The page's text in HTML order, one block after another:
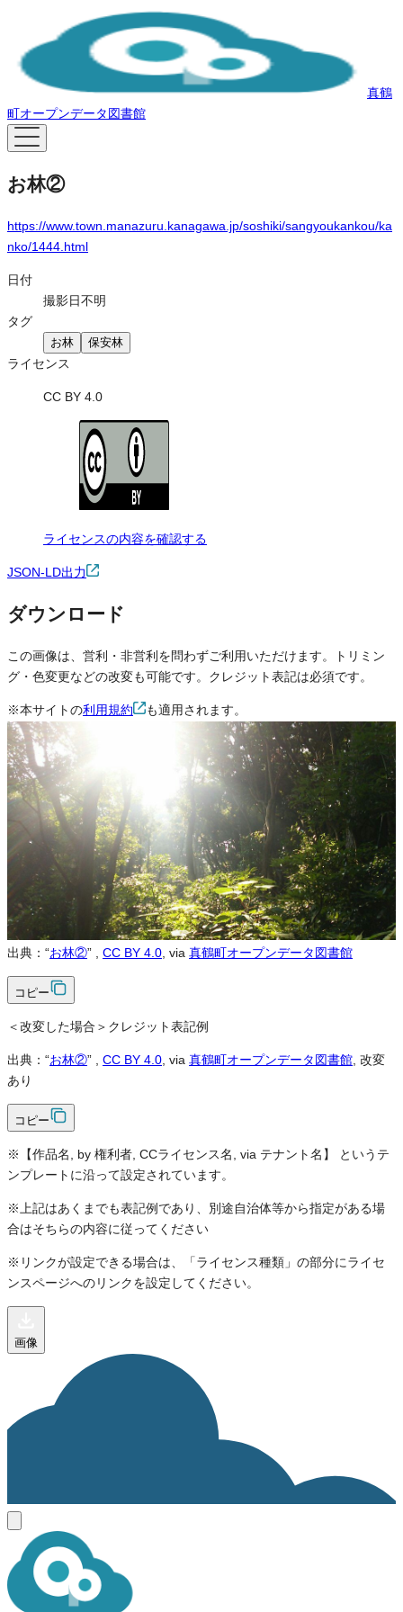
真鶴
町オープンデータ図書館
お林②
https://www.town.manazuru.kanagawa.jp/soshiki/sangyoukankou/ka
nko/1444.html
日付
撮影日不明
タグ
お林 保安林
ライセンス
CC BY 4.0
ライセンスの内容を確認する
JSON-LD出力
ダウンロード
この画像は、営利・非営利を問わずご利用いただけます。トリミン
グ・色変更などの改変も可能です。クレジット表記は必須です。
※本サイトの利用規約 も適用されます。
営利利用
可
改変
クレジット表記
必須
クレジット表記例
出典：“お林②” CC BY 4.0 , via 真鶴町オープンデータ図書館
コピー
＜改変した場合＞クレジット表記例
出典：“お林②” CC BY 4.0 , via 真鶴町オープンデータ図書館 , 改変
あり
コピー
※【作品名, by 権利者, CCライセンス名, via テナント名】 というテ
ンプレートに沿って設定されています。
※上記はあくまでも表記例であり、別途自治体等から指定がある場
合はそちらの内容に従ってください
※リンクが設定できる場合は、「ライセンス種類」の部分にライセ
ンスページへのリンクを設定してください。
画像